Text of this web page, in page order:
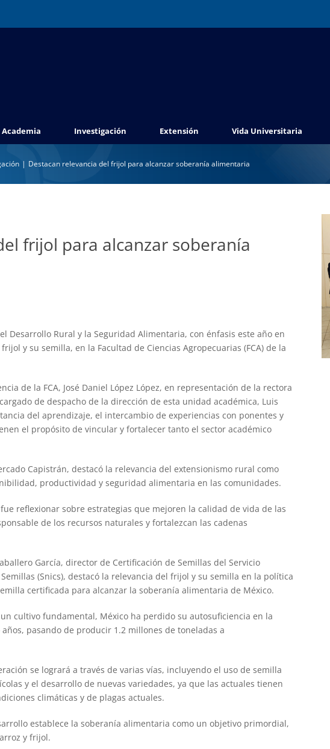
Academia Investigación Extensión Vida Universitaria
Destacan relevancia del frijol para alcanzar soberanía alimentaria
frijol para alcanzar soberanía
Desarrollo Rural y la Seguridad Alimentaria, con énfasis este año en
y su semilla, en la Facultad de Ciencias Agropecuarias (FCA) de la
de la FCA, José Daniel López López, en representación de la rectora
de despacho de la dirección de esta unidad académica, Luis
del aprendizaje, el intercambio de experiencias con ponentes y
el propósito de vincular y fortalecer tanto el sector académico
Capistrán, destacó la relevancia del extensionismo rural como
productividad y seguridad alimentaria en las comunidades.
reflexionar sobre estrategias que mejoren la calidad de vida de las
de los recursos naturales y fortalezcan las cadenas
García, director de Certificación de Semillas del Servicio
(Snics), destacó la relevancia del frijol y su semilla en la política
certificada para alcanzar la soberanía alimentaria de México.
cultivo fundamental, México ha perdido su autosuficiencia en la
pasando de producir 1.2 millones de toneladas a
se logrará a través de varias vías, incluyendo el uso de semilla
y el desarrollo de nuevas variedades, ya que las actuales tienen
climáticas y de plagas actuales.
establece la soberanía alimentaria como un objetivo primordial,
y frijol.